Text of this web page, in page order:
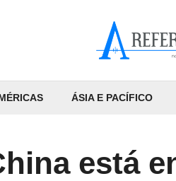
ÁSIA E PACÍFICO
está